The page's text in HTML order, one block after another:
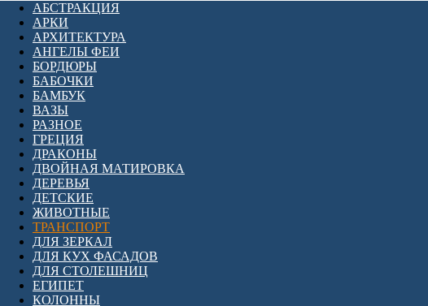
АБСТРАКЦИЯ
АРКИ
АРХИТЕКТУРА
АНГЕЛЫ ФЕИ
БОРДЮРЫ
БАБОЧКИ
БАМБУК
ВАЗЫ
РАЗНОЕ
ГРЕЦИЯ
ДРАКОНЫ
ДВОЙНАЯ МАТИРОВКА
ДЕРЕВЬЯ
ДЕТСКИЕ
ЖИВОТНЫЕ
ТРАНСПОРТ
ДЛЯ ЗЕРКАЛ
ДЛЯ КУХ ФАСАДОВ
ДЛЯ СТОЛЕШНИЦ
ЕГИПЕТ
КОЛОННЫ